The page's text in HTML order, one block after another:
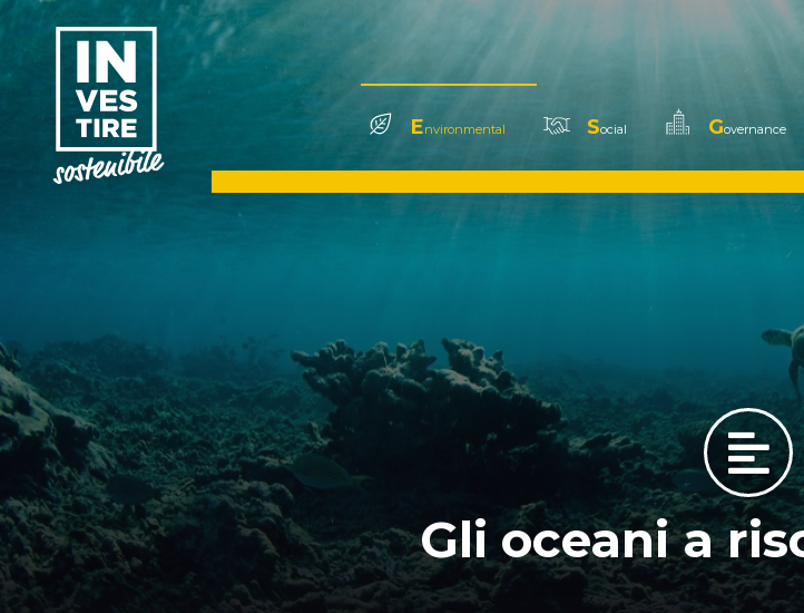
Environmental Social Governance
Gli oceani a